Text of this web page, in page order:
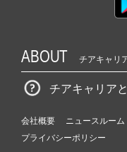
ABOUT チアキャリ
チアキャリア
会社概要 ニュースルーム
プライバシーポリシー